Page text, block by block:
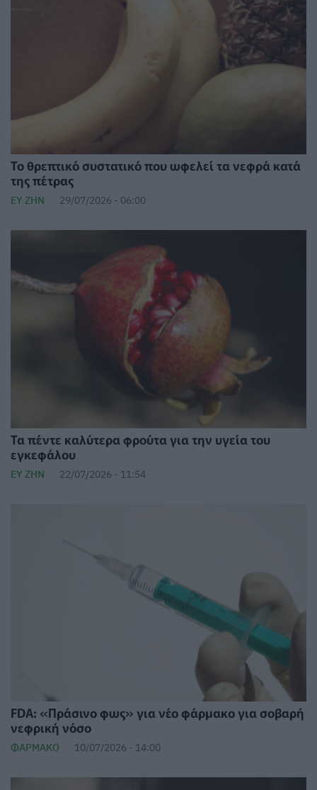
Το θρεπτικό συστατικό που ωφελεί τα νεφρά κατά
της πέτρας
ΕΥ ΖΗΝ 29/07/2026 - 06:00
Τα πέντε καλύτερα φρούτα για την υγεία του
εγκεφάλου
ΕΥ ΖΗΝ 22/07/2026 - 11:54
FDA: «Πράσινο φως» για νέο φάρμακο για σοβαρή
νεφρική νόσο
ΦΆΡΜΑΚΟ 10/07/2026 - 14:00